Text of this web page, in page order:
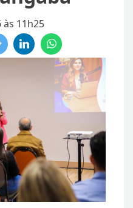
11h25